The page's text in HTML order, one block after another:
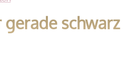
gerade schwarz